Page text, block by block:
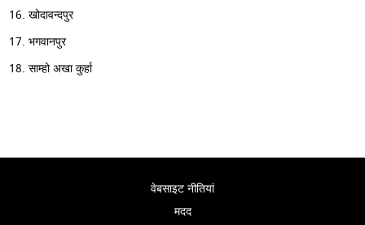
खोदावन्दपुर
भगवानपुर
साम्हो अखा कुर्हा
वेबसाइट नीतियां
मदद